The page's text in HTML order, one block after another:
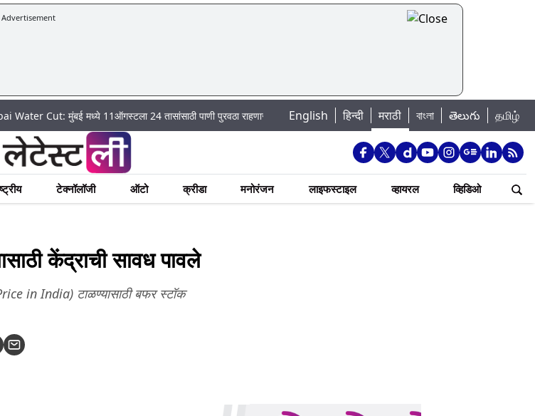
Advertisement
मुंबई मध्ये 11ऑगस्टला 24 तासांसाठी पाणी पुरवठा राहणार बंद; पहा कुठे असेल पाणी बंद| Madhur Satta Matka: मधूर सट्टा मटका बद्दल काही
English हिन्दी मराठी বাংলা తెలుగు தமிழ்
टेक्नॉलॉजी ऑटो क्रीडा मनोरंजन लाइफस्टाइल व्हायरल व्हिडिओ
केंद्राची सावध पावले
in India) टाळण्यासाठी बफर स्टॉक